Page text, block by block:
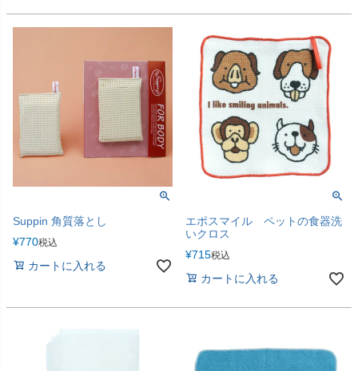
Suppin 角質落とし
¥770税込
カートに入れる
エポスマイル ペットの食器洗
いクロス
¥715税込
カートに入れる